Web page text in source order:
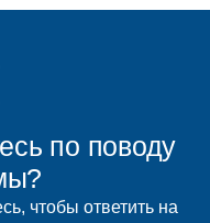
по поводу
чтобы ответить на